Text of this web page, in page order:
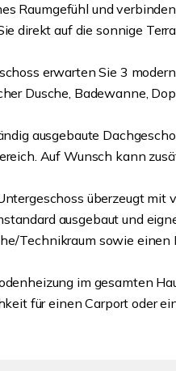
Raumgefühl und
direkt auf die sonnige
erwarten Sie 3
Dusche, Badewanne,
ausgebaute
Auf Wunsch kann
überzeugt mit
ausgebaut und
Technikraum sowie einen
im gesamten
für einen Carport oder